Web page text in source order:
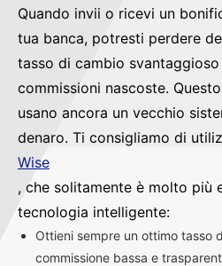
Quando invii o ricevi un
tua banca, potresti perdere
tasso di cambio
commissioni nascoste.
usano ancora un vecchio
denaro. Ti consigliamo di
Wise
, che solitamente è molto più
tecnologia intelligente:
Ottieni sempre un ottimo tasso
commissione bassa e